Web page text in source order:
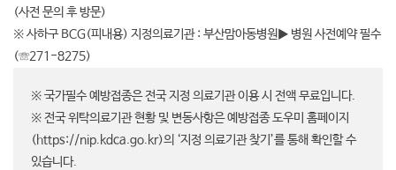
(사전 문의 후 방문)
※ 사하구 BCG(피내용) 지정의료기관 : 부산맘아동병원▶ 병원 사전예약 필수
(☏271-8275)
※ 국가필수 예방접종은 전국 지정 의료기관 이용 시 전액 무료입니다.
※ 전국 위탁의료기관 현황 및 변동사항은 예방접종 도우미 홈페이지
(https://nip.kdca.go.kr)의 ‘지정 의료기관 찾기’를 통해 확인할 수
있습니다.